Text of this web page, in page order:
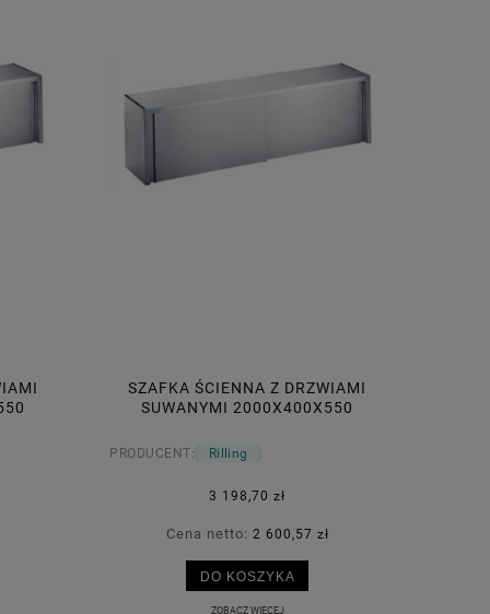
SZAFKA ŚCIENNA Z DRZWIAMI
SUWANYMI 2000X400X550
PRODUCENT: Rilling
3 198,70 zł
Cena netto: 2 600,57 zł
DO KOSZYKA
ZOBACZ WIĘCEJ